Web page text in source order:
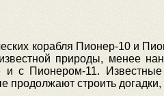
корабля Пионер-10 и
природы, менее
с Пионером-11.
продолжают строить